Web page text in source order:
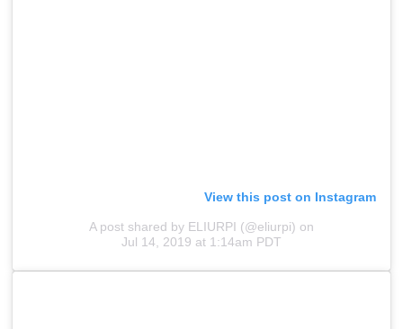
View this post on Instagram
A post shared by ELIURPI (@eliurpi) on
Jul 14, 2019 at 1:14am PDT